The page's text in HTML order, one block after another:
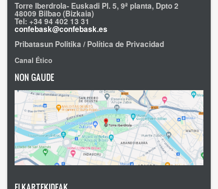
Torre Iberdrola- Euskadi Pl. 5, 9ª planta, Dpto 2
48009 Bilbao (Bizkaia)
Tel: +34 94 402 13 31
confebask@confebask.es
Pribatasun Politika / Política de Privacidad
Canal Ético
NON GAUDE